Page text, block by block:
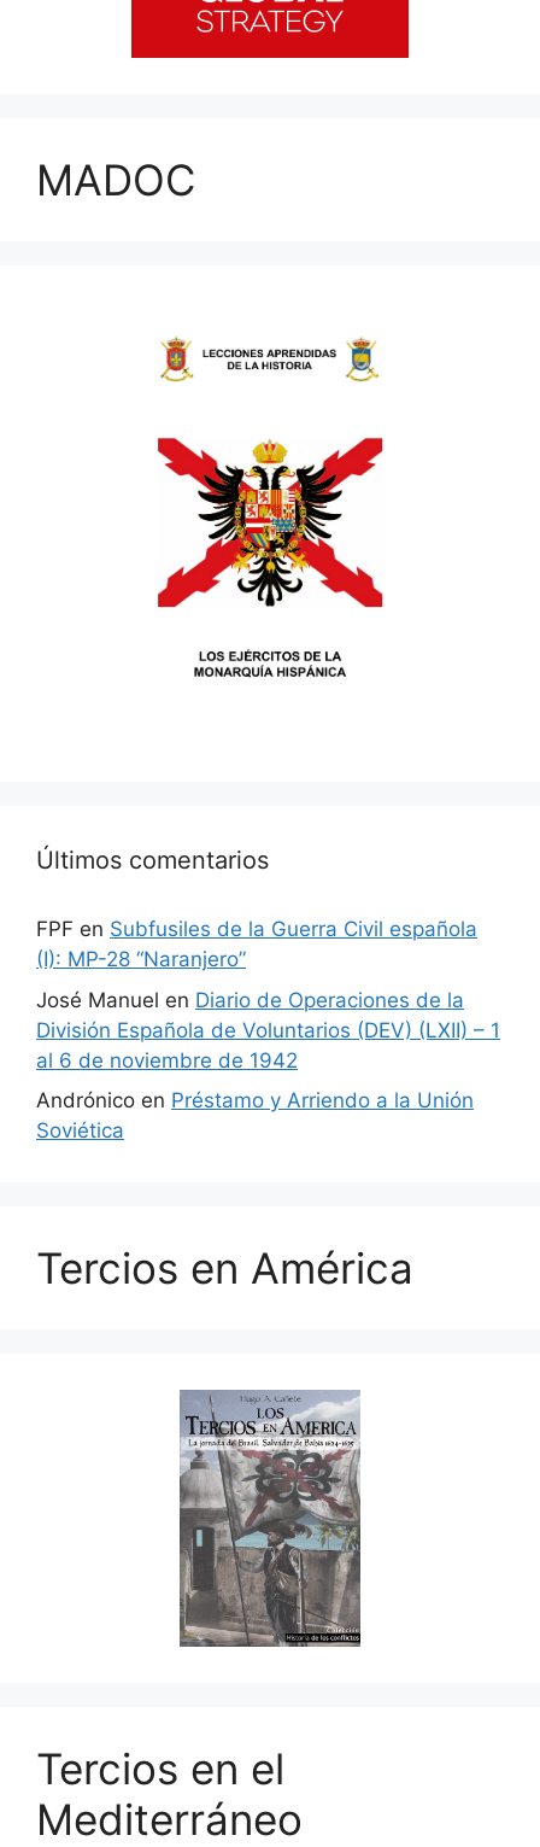
MADOC
Últimos comentarios
FPF en Subfusiles de la Guerra Civil española
(I): MP-28 “Naranjero”
José Manuel en Diario de Operaciones de la
División Española de Voluntarios (DEV) (LXII) – 1
al 6 de noviembre de 1942
Andrónico en Préstamo y Arriendo a la Unión
Soviética
Tercios en América
Tercios en el
Mediterráneo